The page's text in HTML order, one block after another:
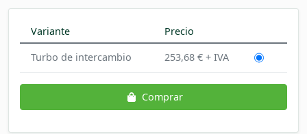
Variante
Precio
Turbo de intercambio
253,68 € + IVA
Comprar